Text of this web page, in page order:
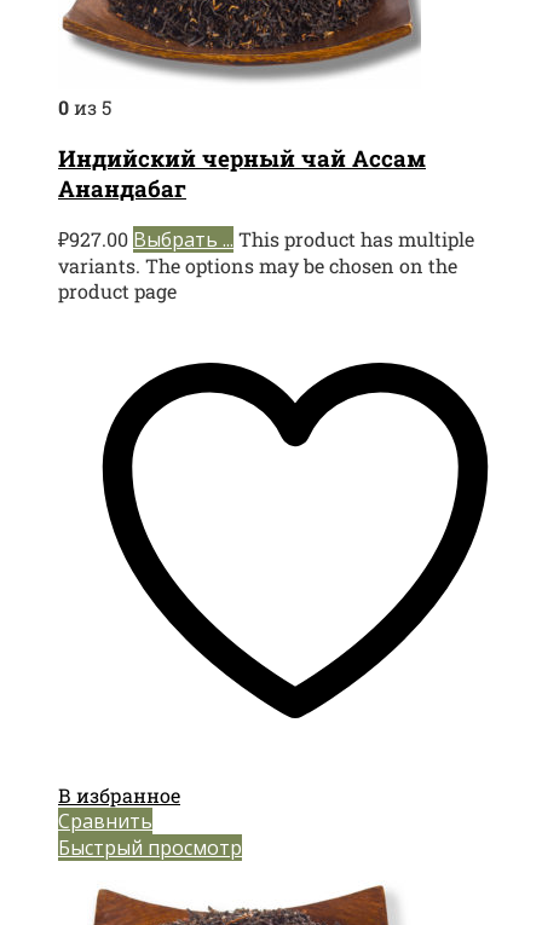
0из 5
Индийский черный чай Ассам
Анандабаг
₽927.00 Выбрать ... This product has multiple
variants. The options may be chosen on the
product page
В избранное
Сравнить
Быстрый просмотр